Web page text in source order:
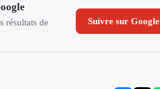
résultats de
Suivre sur Google